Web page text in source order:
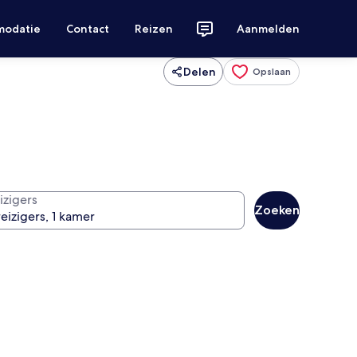
Contact Reizen Aanmelden
Delen Opslaan
Zoeken